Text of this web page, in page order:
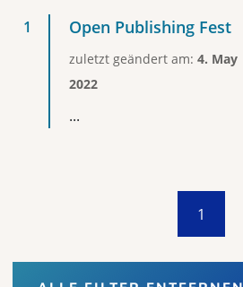
Open Publishing Fest
zuletzt geändert am: 4. May
2022
...
1